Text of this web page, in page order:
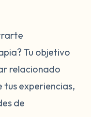
Tu objetivo
relacionado
tus experiencias,
de